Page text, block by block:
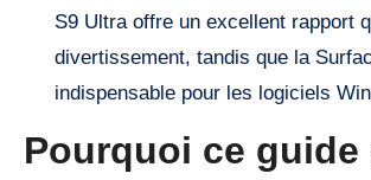
S9 Ultra offre un excellent rapport
divertissement, tandis que la
indispensable pour les logiciels
Pourquoi ce